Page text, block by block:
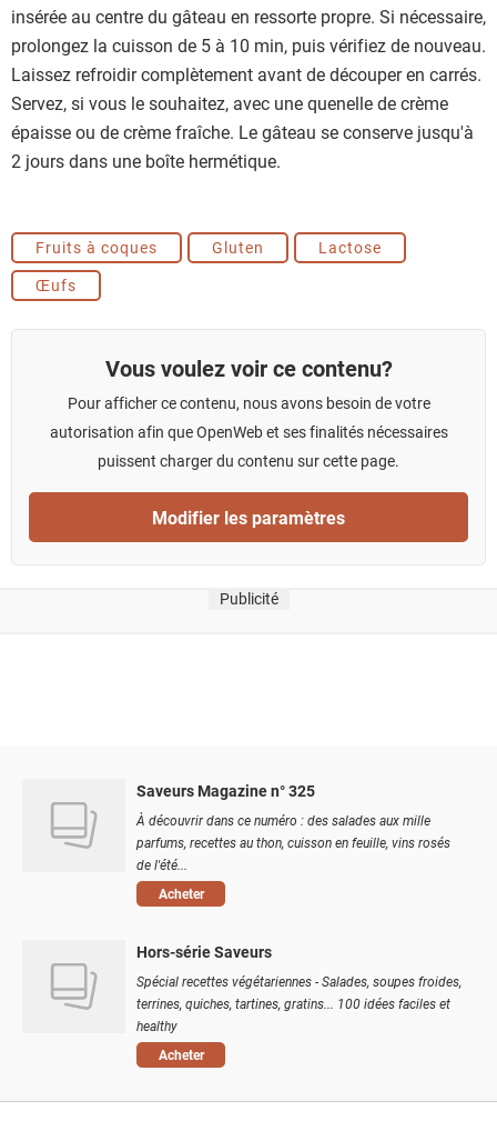
insérée au centre du gâteau en ressorte propre. Si nécessaire,
prolongez la cuisson de 5 à 10 min, puis vérifiez de nouveau.
Laissez refroidir complètement avant de découper en carrés.
Servez, si vous le souhaitez, avec une quenelle de crème
épaisse ou de crème fraîche. Le gâteau se conserve jusqu'à
2 jours dans une boîte hermétique.
Fruits à coques Gluten
Lactose
Œufs
Vous voulez voir ce contenu?
Pour afficher ce contenu, nous avons besoin de votre
autorisation afin que OpenWeb et ses finalités nécessaires
puissent charger du contenu sur cette page.
Modifier les paramètres
Publicité
Saveurs Magazine n° 325
À découvrir dans ce numéro : des salades aux mille
parfums, recettes au thon, cuisson en feuille, vins rosés
de l'été...
Acheter
Hors-série Saveurs
Spécial recettes végétariennes - Salades, soupes froides,
terrines, quiches, tartines, gratins... 100 idées faciles et
healthy
Acheter